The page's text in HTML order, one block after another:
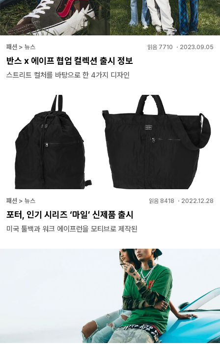
패션 > 뉴스 읽음 7710 ・ 2023.09.05
반스 x 에이프 협업 컬렉션 출시 정보
스트리트 컬처를 바탕으로 한 4가지 디자인
패션 > 뉴스 읽음 8418 ・ 2022.12.28
포터, 인기 시리즈 ‘마일’ 신제품 출시
미국 툴백과 워크 에이프런을 모티브로 제작된